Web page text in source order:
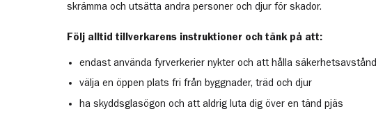
skrämma och utsätta andra personer och djur för skador.
Följ alltid tillverkarens instruktioner och tänk på att:
endast använda fyrverkerier nykter och att hålla säkerhetsavstånd
välja en öppen plats fri från byggnader, träd och djur
ha skyddsglasögon och att aldrig luta dig över en tänd pjäs